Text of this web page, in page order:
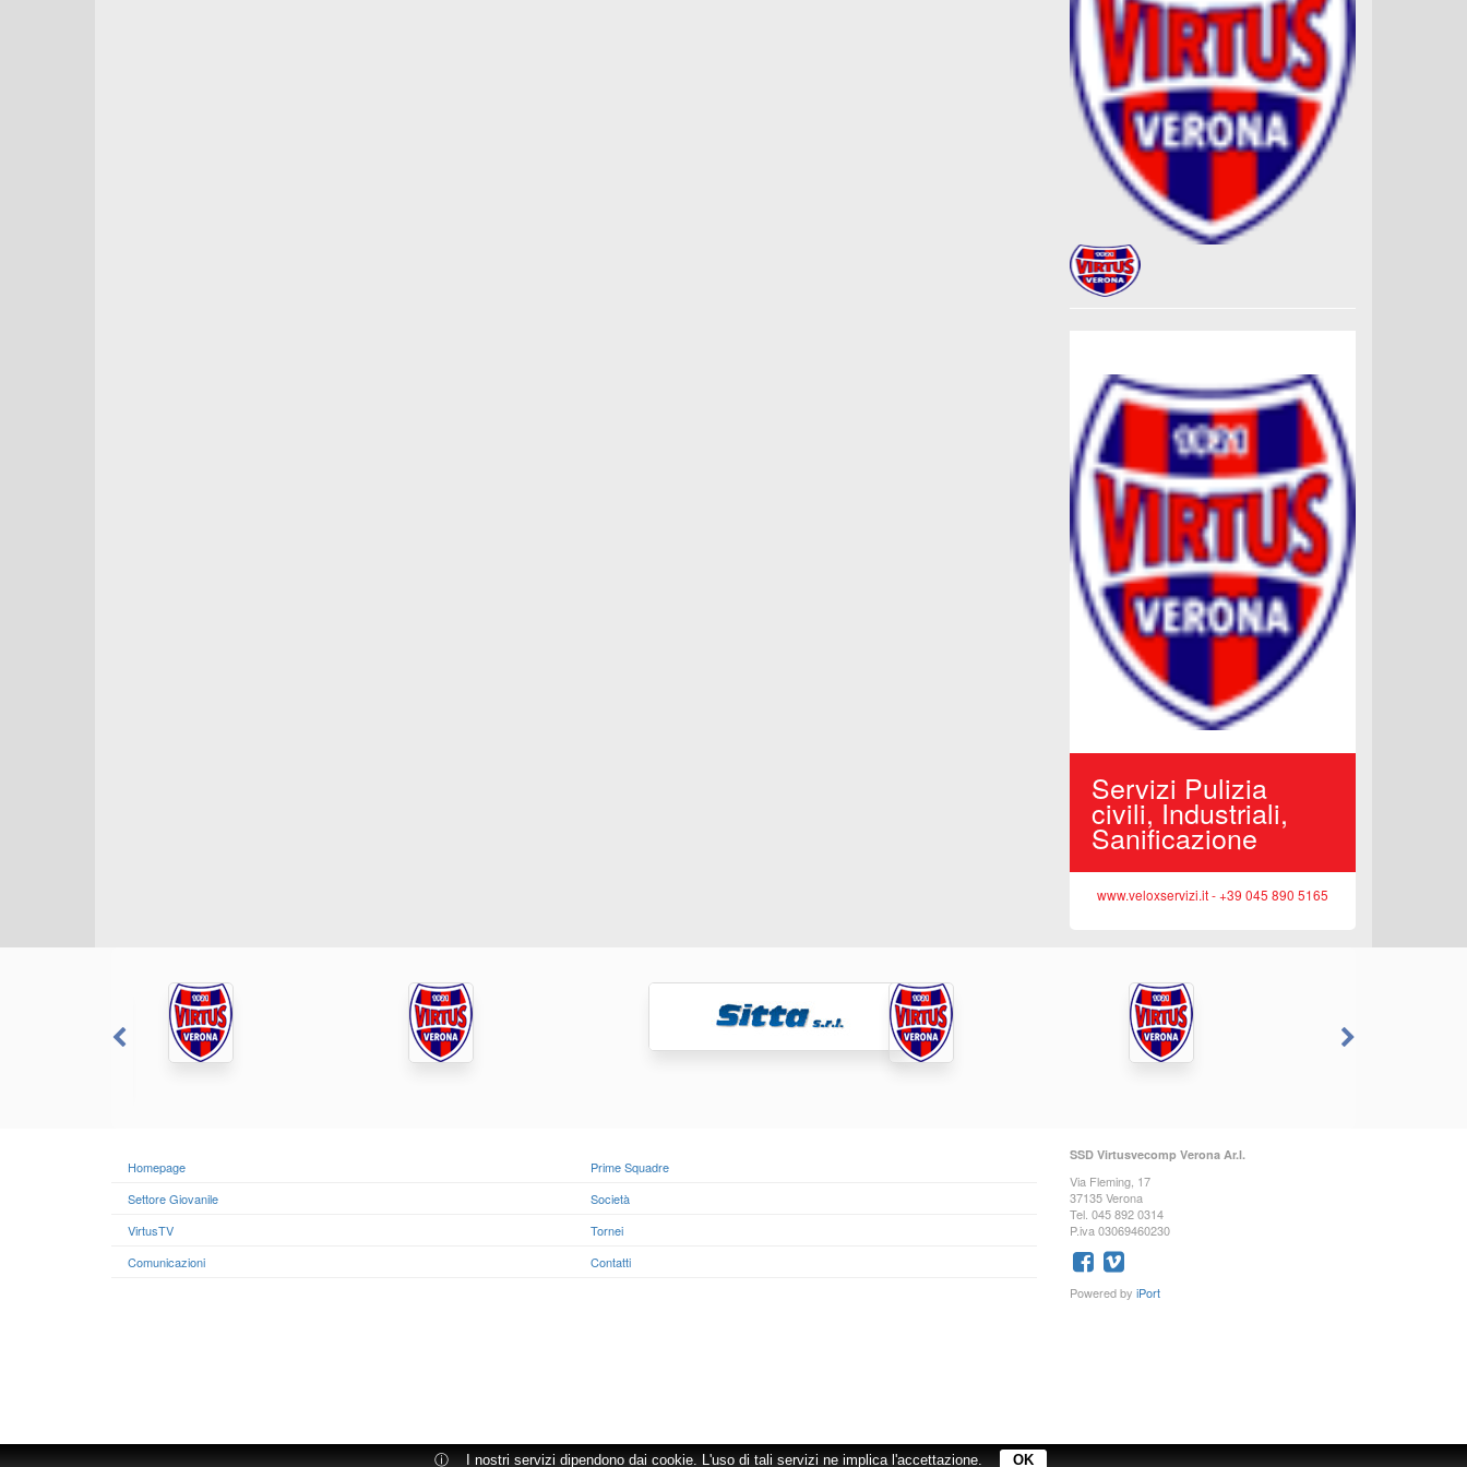
Servizi Pulizia
civili, Industriali,
Sanificazione
www.veloxservizi.it - +39 045 890 5165
Homepage
Prime Squadre
Settore Giovanile
Società
VirtusTV
Tornei
Comunicazioni
Contatti
SSD Virtusvecomp Verona Ar.l.
Via Fleming, 17
37135 Verona
Tel. 045 892 0314
P.iva 03069460230
Powered by iPort
ⓘ I nostri servizi dipendono dai cookie. L'uso di tali servizi ne implica l'accettazione. OK